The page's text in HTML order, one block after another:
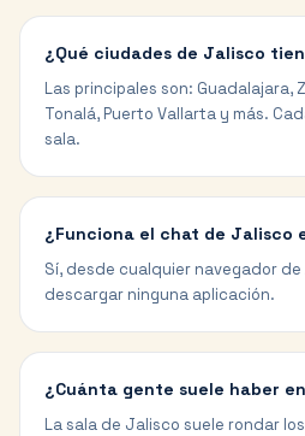
¿Qué ciudades de Jalisco
Las principales son: Guadalajara,
Tonalá, Puerto Vallarta y más.
sala.
¿Funciona el chat de Jalisco
Sí, desde cualquier navegador de
descargar ninguna aplicación.
¿Cuánta gente suele haber
La sala de Jalisco suele rondar